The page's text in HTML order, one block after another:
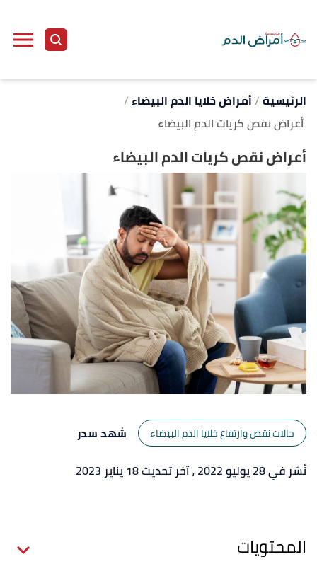
الرئيسية أمراض خلايا الدم البيضاء
أعراض نقص كريات الدم البيضاء
أعراض نقص كريات الدم البيضاء
حالات نقص وارتفاع خلايا الدم البيضاء
شهد سدر
نُشر في 28 يوليو 2022
، آخر تحديث 18 يناير 2023
المحتويات